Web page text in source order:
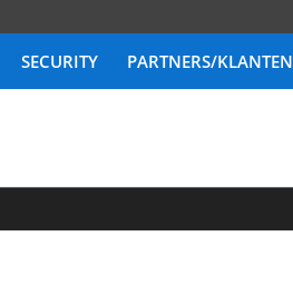
SECURITY PARTNERS/KLANTEN